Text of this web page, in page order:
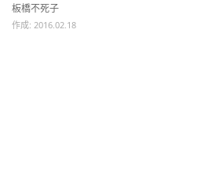
板橋不死子
作成: 2016.02.18